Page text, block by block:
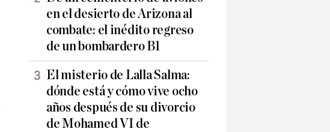
en el desierto de Arizona al
combate: el inédito regreso
de un bombardero B1
El misterio de Lalla Salma:
dónde está y cómo vive ocho
años después de su divorcio
de Mohamed VI de